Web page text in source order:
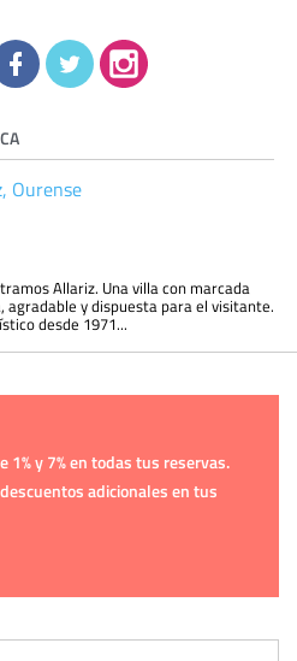
tratamos sus datos en la
Ourense
Allariz. Una villa con marcada
agradable y dispuesta para el visitante.
desde 1971...
1% y 7% en todas tus reservas.
adicionales en tus